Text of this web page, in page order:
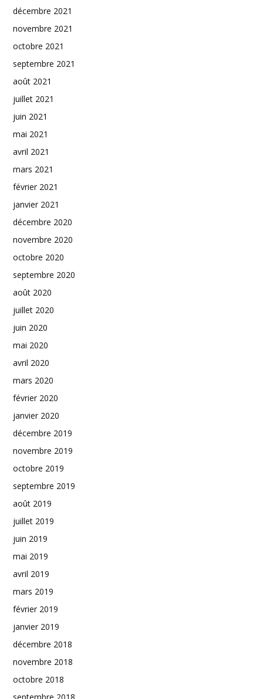
décembre 2021
novembre 2021
octobre 2021
septembre 2021
août 2021
juillet 2021
juin 2021
mai 2021
avril 2021
mars 2021
février 2021
janvier 2021
décembre 2020
novembre 2020
octobre 2020
septembre 2020
août 2020
juillet 2020
juin 2020
mai 2020
avril 2020
mars 2020
février 2020
janvier 2020
décembre 2019
novembre 2019
octobre 2019
septembre 2019
août 2019
juillet 2019
juin 2019
mai 2019
avril 2019
mars 2019
février 2019
janvier 2019
décembre 2018
novembre 2018
octobre 2018